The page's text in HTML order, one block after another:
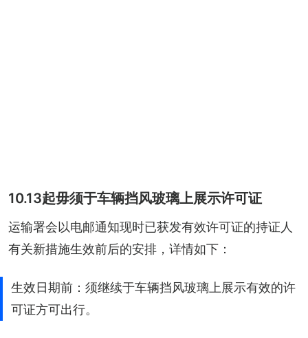
10.13起毋须于车辆挡风玻璃上展示许可证
运输署会以电邮通知现时已获发有效许可证的持证人
有关新措施生效前后的安排，详情如下：
生效日期前：须继续于车辆挡风玻璃上展示有效的许
可证方可出行。